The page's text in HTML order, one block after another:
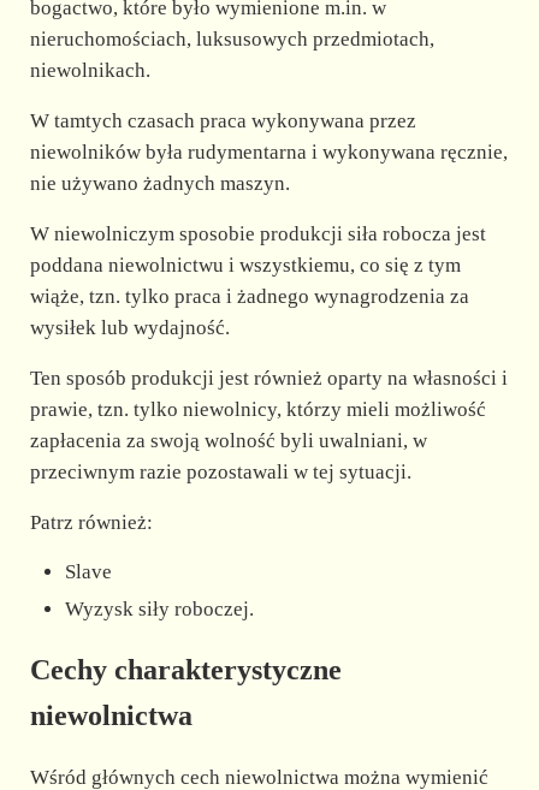
bogactwo, które było wymienione m.in. w
nieruchomościach, luksusowych przedmiotach,
niewolnikach.
W tamtych czasach praca wykonywana przez
niewolników była rudymentarna i wykonywana ręcznie,
nie używano żadnych maszyn.
W niewolniczym sposobie produkcji siła robocza jest
poddana niewolnictwu i wszystkiemu, co się z tym
wiąże, tzn. tylko praca i żadnego wynagrodzenia za
wysiłek lub wydajność.
Ten sposób produkcji jest również oparty na własności i
prawie, tzn. tylko niewolnicy, którzy mieli możliwość
zapłacenia za swoją wolność byli uwalniani, w
przeciwnym razie pozostawali w tej sytuacji.
Patrz również:
Slave
Wyzysk siły roboczej.
Cechy charakterystyczne
niewolnictwa
Wśród głównych cech niewolnictwa można wymienić